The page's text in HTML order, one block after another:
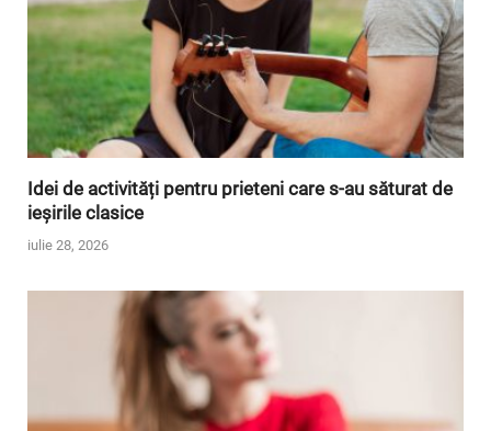
Idei de activități pentru prieteni care s-au săturat de
ieșirile clasice
iulie 28, 2026